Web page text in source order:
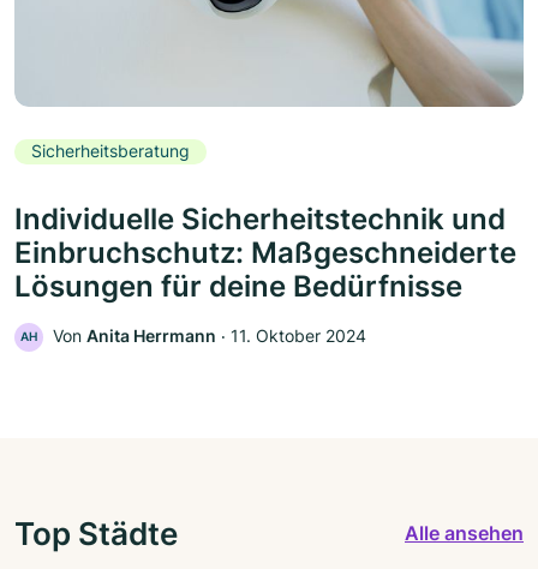
Sicherheitsberatung
Individuelle Sicherheitstechnik und
Einbruchschutz: Maßgeschneiderte
Lösungen für deine Bedürfnisse
AH Von Anita Herrmann ‧ 11. Oktober 2024
Top Städte Alle ansehen